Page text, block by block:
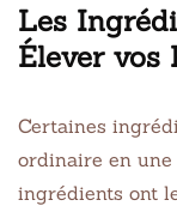
Les
Élever vos
Certaines
ordinaire en une
ingrédients ont